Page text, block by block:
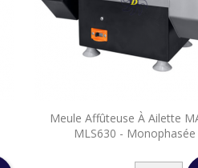
Meule Affûteuse À Ailette
MLS630 - Monophasée
Aperçu rapide